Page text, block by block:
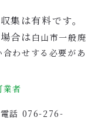
集は有料です。
合は 白山市一般廃
わせする必要があ
業者
話 076-276-